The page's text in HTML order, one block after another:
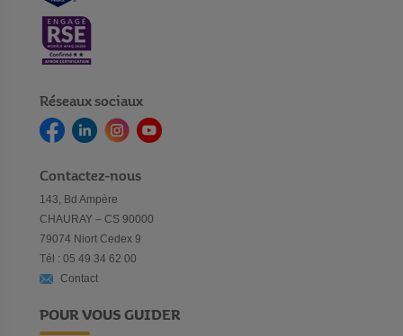
Réseaux sociaux
Contactez-nous
143, Bd Ampère
CHAURAY – CS 90000
79074 Niort Cedex 9
Tél : 05 49 34 62 00
Contact
POUR VOUS GUIDER